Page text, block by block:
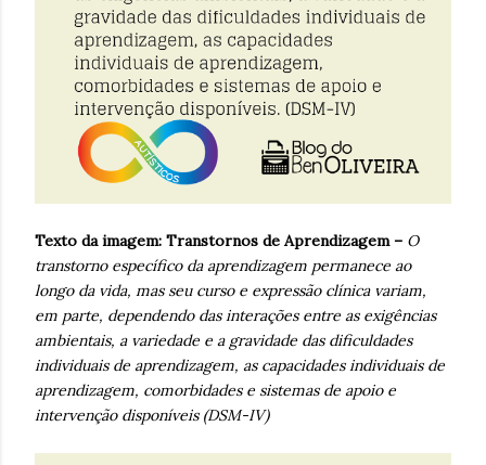
Texto da imagem: Transtornos de Aprendizagem – O
transtorno específico da aprendizagem permanece ao
longo da vida, mas seu curso e expressão clínica variam,
em parte, dependendo das interações entre as exigências
ambientais, a variedade e a gravidade das dificuldades
individuais de aprendizagem, as capacidades individuais de
aprendizagem, comorbidades e sistemas de apoio e
intervenção disponíveis (DSM-IV)